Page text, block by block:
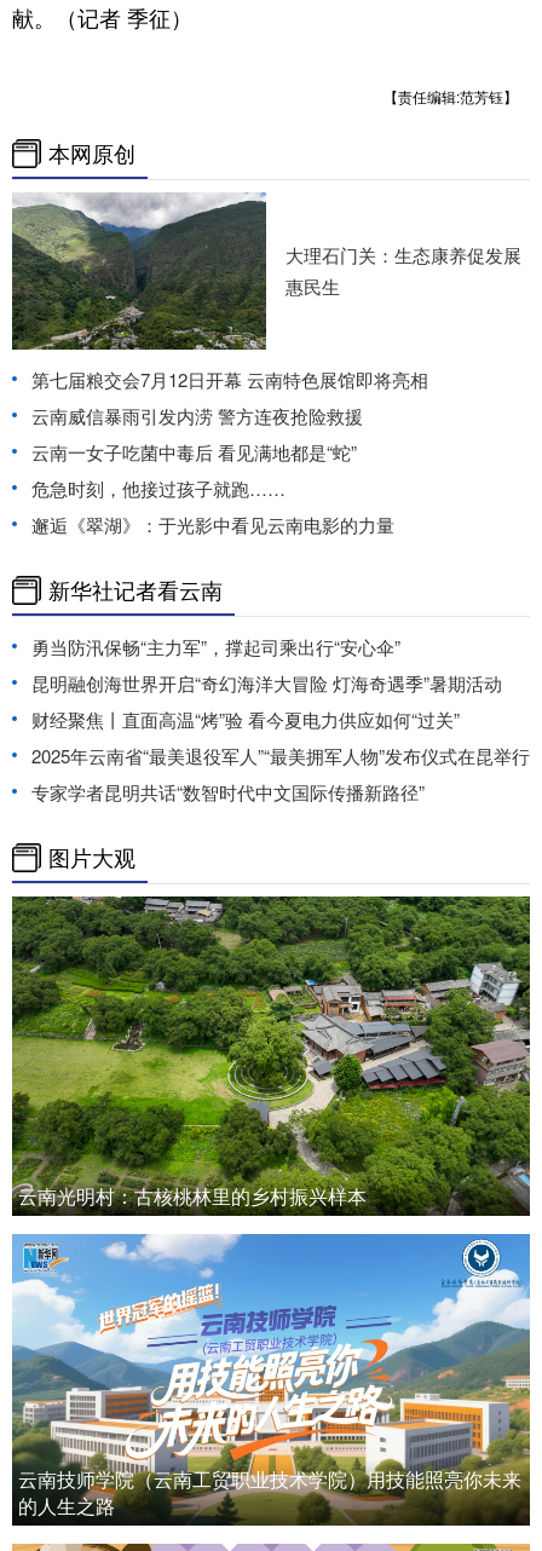
献。（记者 季征）
【责任编辑:范芳钰】
本网原创
大理石门关：生态康养促发展
惠民生
第七届粮交会7月12日开幕 云南特色展馆即将亮相
云南威信暴雨引发内涝 警方连夜抢险救援
云南一女子吃菌中毒后 看见满地都是“蛇”
危急时刻，他接过孩子就跑……
邂逅《翠湖》：于光影中看见云南电影的力量
新华社记者看云南
勇当防汛保畅“主力军”，撑起司乘出行“安心伞”
昆明融创海世界开启“奇幻海洋大冒险 灯海奇遇季”暑期活动
财经聚焦丨直面高温“烤”验 看今夏电力供应如何“过关”
2025年云南省“最美退役军人”“最美拥军人物”发布仪式在昆举行
专家学者昆明共话“数智时代中文国际传播新路径”
图片大观
云南光明村：古核桃林里的乡村振兴样本
云南技师学院（云南工贸职业技术学院）用技能照亮你未来
的人生之路